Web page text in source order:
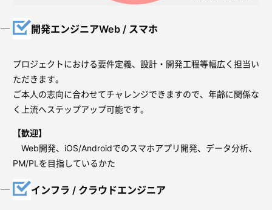
開発エンジニアWeb / スマホ
プロジェクトにおける要件定義、設計・開発工程等幅広く担当い
ただきます。
ご本人の志向に合わせてチャレンジできますので、年齢に関係な
く上流へステップアップ可能です。
【歓迎】
Web開発、iOS/Androidでのスマホアプリ開発、データ分析、
PM/PLを目指しているかた
インフラ / クラウドエンジニア